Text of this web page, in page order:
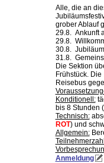
Alle, die an
grober Ablauf
29.8. Ankunft
29.8.
30.8.
31.8.
Die Sektion
Frühstück.
Reisebus
Konditionell:
bis 8 Stunden
Technisch:
ROT) und
Allgemein:
Anmeldung